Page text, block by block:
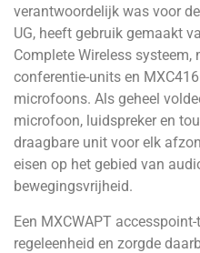
verantwoordelijk was voor
UG, heeft gebruik gemaakt
Complete Wireless
conferentie-units en
microfoons. Als geheel
microfoon, luidspreker en
draagbare unit voor elk
eisen op het gebied van
bewegingsvrijheid.
Een MXCWAPT
regeleenheid en zorgde